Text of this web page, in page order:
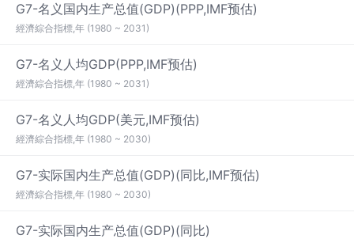
G7-名义国内生产总值(GDP)(PPP,IMF预估)
經濟綜合指標,年 (1980 ~ 2031)
G7-名义人均GDP(PPP,IMF预估)
經濟綜合指標,年 (1980 ~ 2031)
G7-名义人均GDP(美元,IMF预估)
經濟綜合指標,年 (1980 ~ 2030)
G7-实际国内生产总值(GDP)(同比,IMF预估)
經濟綜合指標,年 (1980 ~ 2030)
G7-实际国内生产总值(GDP)(同比)